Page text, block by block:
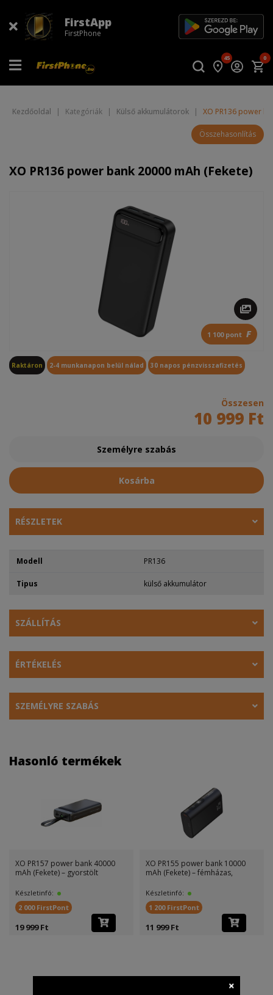
FirstApp
FirstPhone
45 0
Kezdőoldal | Kategóriák | Külső akkumulátorok | XO PR136 power
Összehasonlítás
XO PR136 power bank 20000 mAh (Fekete)
1 100 pont F
Raktáron 2-4 munkanapon belül nálad 30 napos pénzvisszafizetés
Összesen
10 999 Ft
Személyre szabás
Kosárba
RÉSZLETEK
Modell PR136
Tipus külső akkumulátor
SZÁLLÍTÁS
ÉRTÉKELÉS
SZEMÉLYRE SZABÁS
Hasonló termékek
XO PR157 power bank 40000
mAh (Fekete) – gyorstölt
Készletinfó:
2 000 FirstPont
19 999 Ft
XO PR155 power bank 10000
mAh (Fekete) – fémházas,
Készletinfó:
1 200 FirstPont
11 999 Ft